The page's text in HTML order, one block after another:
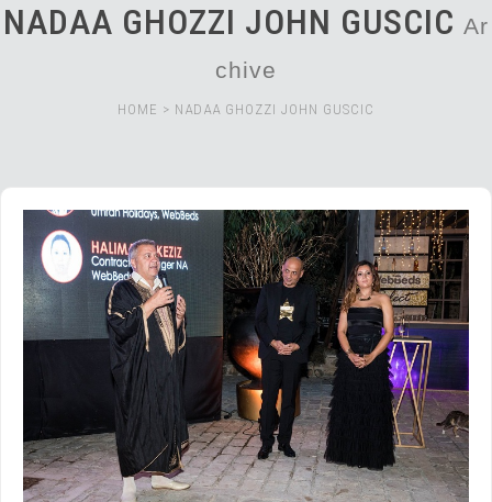
NADAA GHOZZI JOHN GUSCIC Ar
chive
HOME > NADAA GHOZZI JOHN GUSCIC